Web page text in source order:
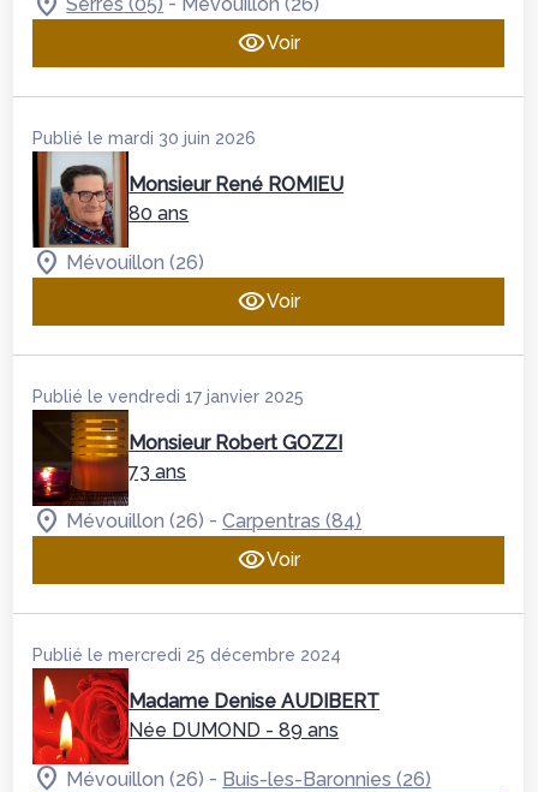
Voir
Publié le mardi 30 juin 2026
Monsieur René ROMIEU
80 ans
Mévouillon (26)
Voir
Publié le vendredi 17 janvier 2025
Monsieur Robert GOZZI
73 ans
Mévouillon (26) -Carpentras (84)
Voir
Publié le mercredi 25 décembre 2024
Madame Denise AUDIBERT
Née DUMOND - 89 ans
Mévouillon (26) - Buis-les-Baronnies (26)